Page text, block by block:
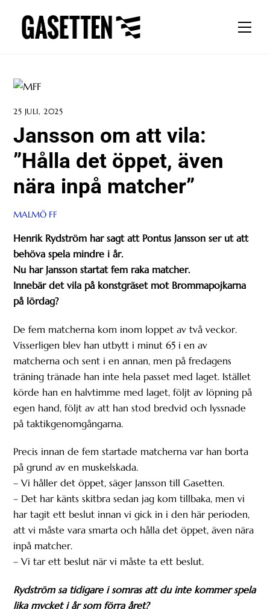
content
25 JULI, 2025
Jansson om att vila:
”Hålla det öppet, även
nära inpå matcher”
MALMÖ FF
Henrik Rydström har sagt att Pontus Jansson ser ut att
behöva spela mindre i år.
Nu har Jansson startat fem raka matcher.
Innebär det vila på konstgräset mot Brommapojkarna
på lördag?
De fem matcherna kom inom loppet av två veckor.
Visserligen blev han utbytt i minut 65 i en av
matcherna och sent i en annan, men på fredagens
träning tränade han inte hela passet med laget. Istället
körde han en halvtimme med laget, följt av löpning på
egen hand, följt av att han stod bredvid och lyssnade
på taktikgenomgångarna.
Precis innan de fem startade matcherna var han borta
på grund av en muskelskada.
– Vi håller det öppet, säger Jansson till Gasetten.
– Det har känts skitbra sedan jag kom tillbaka, men vi
har tagit ett beslut innan vi gick in i den här perioden,
att vi måste vara smarta och hålla det öppet, även nära
inpå matcher.
– Vi tar ett beslut när vi måste ta ett beslut.
Rydström sa tidigare i somras att du inte kommer spela
lika mycket i år som förra året?